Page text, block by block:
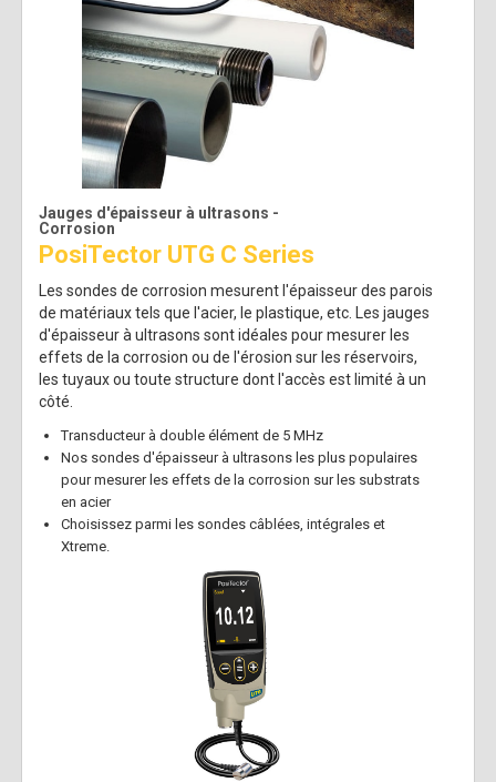
Jauges d'épaisseur à ultrasons -
Corrosion
PosiTector UTG C Series
Les sondes de corrosion mesurent l'épaisseur des parois
de matériaux tels que l'acier, le plastique, etc. Les jauges
d'épaisseur à ultrasons sont idéales pour mesurer les
effets de la corrosion ou de l'érosion sur les réservoirs,
les tuyaux ou toute structure dont l'accès est limité à un
côté.
Transducteur à double élément de 5 MHz
Nos sondes d'épaisseur à ultrasons les plus populaires
pour mesurer les effets de la corrosion sur les substrats
en acier
Choisissez parmi les sondes câblées, intégrales et
Xtreme.